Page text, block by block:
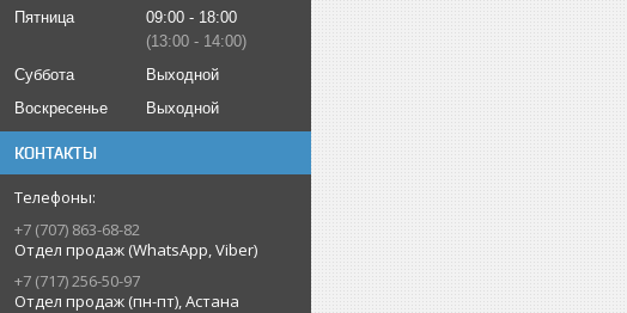
Пятница
09:00
18:00
13:00
14:00
Суббота
Выходной
Воскресенье
Выходной
КОНТАКТЫ
+7 (707) 863-68-82
Отдел продаж (WhatsApp, Viber)
+7 (717) 256-50-97
Отдел продаж (пн-пт), Астана